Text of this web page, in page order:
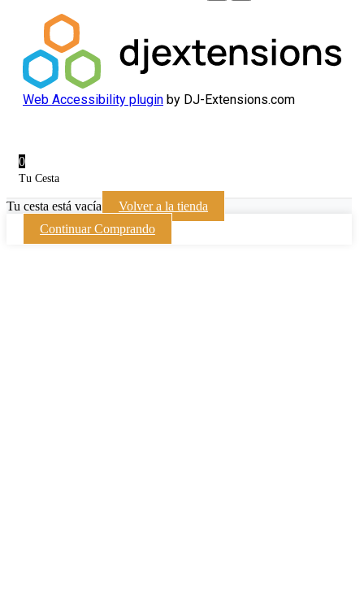
Web Accessibility plugin by DJ-Extensions.com
0
Tu Cesta
Tu cesta está vacía
Volver a la tienda
Continuar Comprando